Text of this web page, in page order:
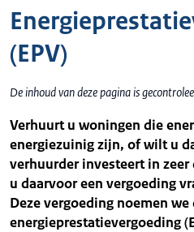
(EPV)
De inhoud van deze pagina is
Verhuurt u woningen die
energiezuinig zijn, of wilt u
verhuurder investeert in
u daarvoor een vergoeding
Deze vergoeding noemen we
energieprestatievergoeding